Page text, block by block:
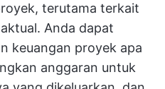
terutama terkait
Anda dapat
keuangan proyek apa
anggaran untuk